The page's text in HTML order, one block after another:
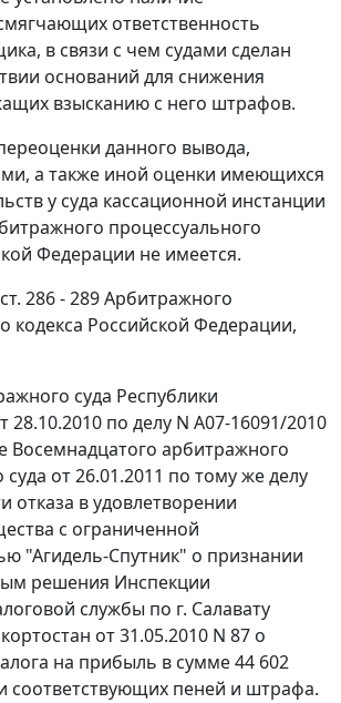
ответственность
в связи с чем судами сделан
оснований для снижения
взысканию с него штрафов.
данного вывода,
а также иной оценки имеющихся
у суда кассационной инстанции
процессуального
Федерации не имеется.
ст. 286 - 289Арбитражного
кодекса Российской Федерации,
суда Республики
28.10.2010 по делу N А07-16091/2010
Восемнадцатого арбитражного
от 26.01.2011 по тому же делу
отказа в удовлетворении
с ограниченной
"Агидель-Спутник" о признании
решения Инспекции
службы по г. Салавату
от 31.05.2010 N 87 о
на прибыль в сумме 44 602
соответствующих пеней и штрафа.